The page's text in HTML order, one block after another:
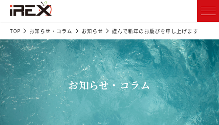
TOP お知らせ・コラム お知らせ 謹んで新年のお慶びを申し上げます
お知らせ・コラム